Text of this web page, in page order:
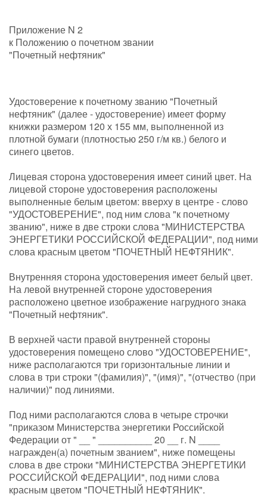
Приложение N 2
к Положению о почетном звании
"Почетный нефтяник"
Удостоверение к почетному званию "Почетный
нефтяник" (далее - удостоверение) имеет форму
книжки размером 120 х 155 мм, выполненной из
плотной бумаги (плотностью 250 г/м кв.) белого и
синего цветов.
Лицевая сторона удостоверения имеет синий цвет. На
лицевой стороне удостоверения расположены
выполненные белым цветом: вверху в центре - слово
"УДОСТОВЕРЕНИЕ", под ним слова "к почетному
званию", ниже в две строки слова "МИНИСТЕРСТВА
ЭНЕРГЕТИКИ РОССИЙСКОЙ ФЕДЕРАЦИИ", под ними
слова красным цветом "ПОЧЕТНЫЙ НЕФТЯНИК".
Внутренняя сторона удостоверения имеет белый цвет.
На левой внутренней стороне удостоверения
расположено цветное изображение нагрудного знака
"Почетный нефтяник".
В верхней части правой внутренней стороны
удостоверения помещено слово "УДОСТОВЕРЕНИЕ",
ниже располагаются три горизонтальные линии и
слова в три строки "(фамилия)", "(имя)", "(отчество (при
наличии)" под линиями.
Под ними располагаются слова в четыре строчки
"приказом Министерства энергетики Российской
Федерации от " __ " __________ 20 __ г. N ____
награжден(а) почетным званием", ниже помещены
слова в две строки "МИНИСТЕРСТВА ЭНЕРГЕТИКИ
РОССИЙСКОЙ ФЕДЕРАЦИИ", под ними слова
красным цветом "ПОЧЕТНЫЙ НЕФТЯНИК".